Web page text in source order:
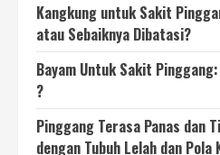
Kangkung untuk Sakit
atau Sebaiknya Dibatasi?
Bayam Untuk Sakit
?
Pinggang Terasa Panas dan
dengan Tubuh Lelah dan Pola